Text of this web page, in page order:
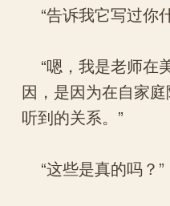
“告诉我它写过你
“嗯，我是老师在
因，是因为在自家
听到的关系。”
“这些是真的吗？”